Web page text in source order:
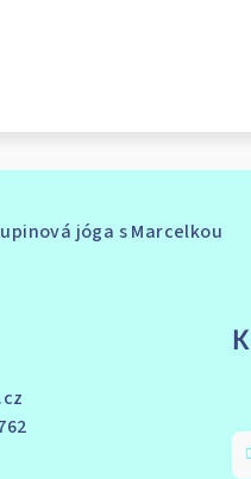
jóga s Marcelkou